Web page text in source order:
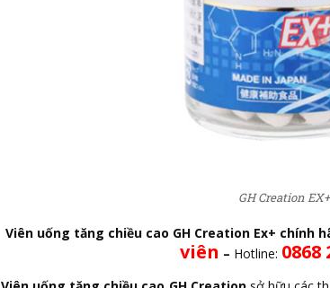
GH Creation EX+
Viên uống tăng chiều cao GH Creation Ex+ chính
viên – Hotline: 0868